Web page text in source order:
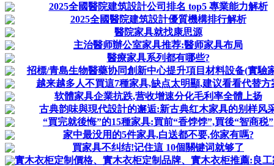
2025全國醫院建筑設計公司排名 top5 專業能力解析
2025全國醫院建筑設計優質機構排行解析
醫院家具就找康思源
主治醫师辦公室家具推荐:醫师家具布局
醫療家具系列都有哪些?
招標/青島生物醫藥协同創新中心提升項目材料設备(實驗
越来越多人不買這7種家具,缺点太明顯,建议看看代替方
软體家具企業抗跌,营收增速分化毛利率全體上扬
古典韵味與現代設計的邂逅:新古典红木家具的别样风
“買完就後悔”的15種家具:買前“香饽饽”,買後“智商税”
家中最没用的5件家具,白送都不要,你家有嗎?
買家具不纠结!记住這 10個關键词就够了
實木衣柜定制價格、實木衣柜定制品牌、實木衣柜推薦:良